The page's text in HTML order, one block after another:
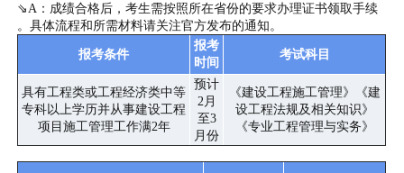
⇘A：成绩合格后，考生需按照所在省份的要求办理证书领取手续
。具体流程和所需材料请关注官方发布的通知。
报考条件
报考
时间
考试科目
具有工程类或工程经济类中等
专科以上学历并从事建设工程
项目施工管理工作满2年
预计
2月
至3
月份
《建设工程施工管理》《建
设工程法规及相关知识》
《专业工程管理与实务》